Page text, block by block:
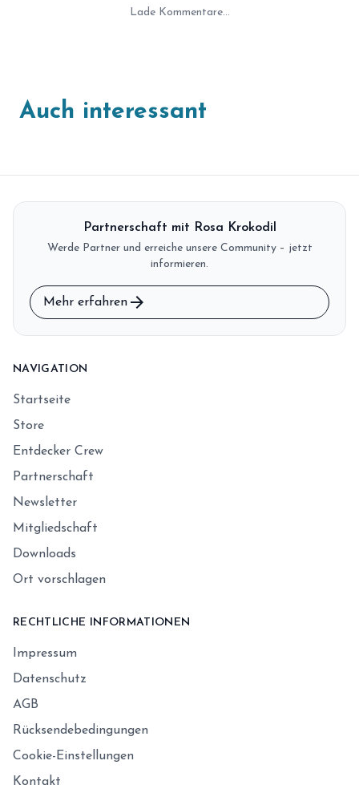
Lade Kommentare...
Auch interessant
Partnerschaft mit Rosa Krokodil
Werde Partner und erreiche unsere Community – jetzt
informieren.
Mehr erfahren arrow_forward
NAVIGATION
Startseite
Store
Entdecker Crew
Partnerschaft
Newsletter
Mitgliedschaft
Downloads
Ort vorschlagen
RECHTLICHE INFORMATIONEN
Impressum
Datenschutz
AGB
Rücksendebedingungen
Cookie-Einstellungen
Kontakt